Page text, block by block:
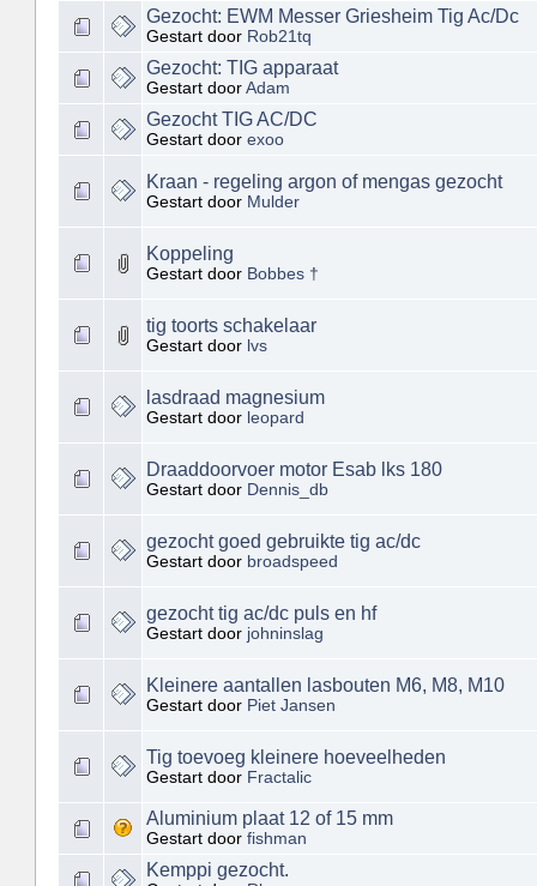
Gezocht: EWM Messer Griesheim Tig Ac/Dc
Gestart door Rob21tq
Gezocht: TIG apparaat
Gestart door Adam
Gezocht TIG AC/DC
Gestart door exoo
Kraan - regeling argon of mengas gezocht
Gestart door Mulder
Koppeling
Gestart door Bobbes †
tig toorts schakelaar
Gestart door lvs
lasdraad magnesium
Gestart door leopard
Draaddoorvoer motor Esab lks 180
Gestart door Dennis_db
gezocht goed gebruikte tig ac/dc
Gestart door broadspeed
gezocht tig ac/dc puls en hf
Gestart door johninslag
Kleinere aantallen lasbouten M6, M8, M10
Gestart door Piet Jansen
Tig toevoeg kleinere hoeveelheden
Gestart door Fractalic
Aluminium plaat 12 of 15 mm
Gestart door fishman
Kemppi gezocht.